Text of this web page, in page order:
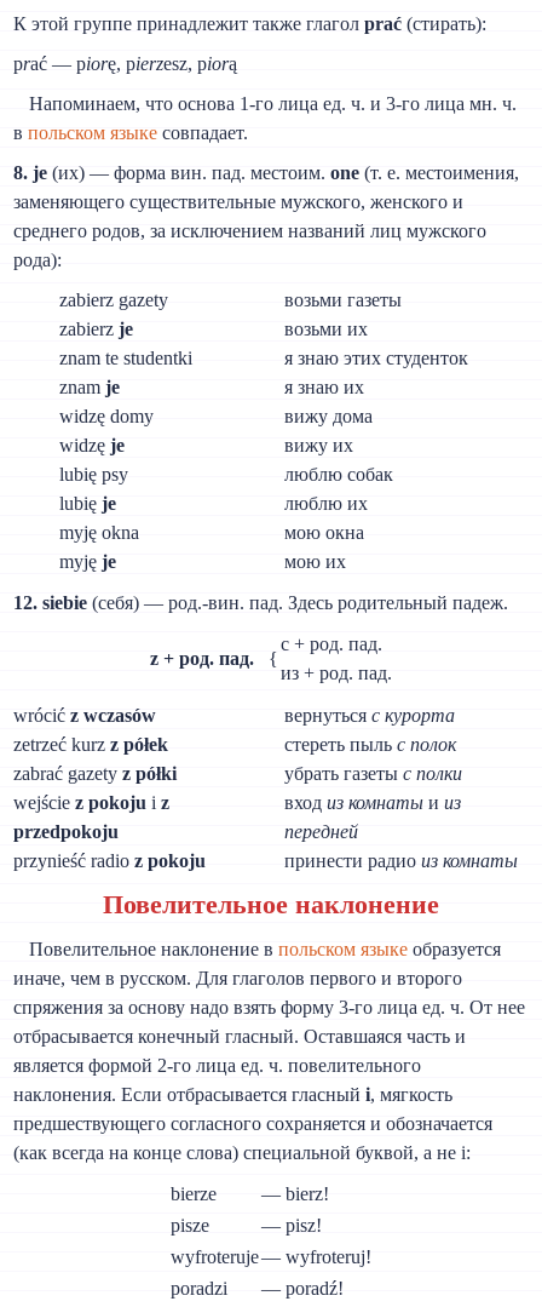
К этой группе принадлежит также глаголprać (стирать):
prać — piorę, pierzesz, piorą
Напоминаем, что основа 1-го лица ед. ч. и 3-го лица мн. ч.
впольском языке совпадает.
8. je (их) — форма вин. пад. местоим.one (т. е. местоимения,
заменяющего существительные мужского, женского и
среднего родов, за исключением названий лиц мужского
рода):
zabierz gazety
возьми газеты
zabierz je
возьми их
znam te studentki
я знаю этих студенток
znam je
я знаю их
widzę domy
вижу дома
widzę je
вижу их
lubię psy
люблю собак
lubię je
люблю их
myję okna
мою окна
myję je
мою их
12. siebie (себя) — род.-вин. пад. Здесь родительный падеж.
z + род. пад. {
с + род. пад.
из + род. пад.
wrócićz wczasów вернутьсяс курорта
zetrzeć kurzz półek стереть пыльс полок
zabrać gazetyz półki убрать газетыс полки
wejściez pokoju iz
przedpokoju
входиз комнаты ииз
передней
przynieść radioz pokoju принести радиоиз комнаты
Повелительное наклонение
Повелительное наклонение в польском языке образуется
иначе, чем в русском. Для глаголов первого и второго
спряжения за основу надо взять форму 3-го лица ед. ч. От нее
отбрасывается конечный гласный. Оставшаяся часть и
является формой 2-го лица ед. ч. повелительного
наклонения. Если отбрасывается гласныйi, мягкость
предшествующего согласного сохраняется и обозначается
(как всегда на конце слова) специальной буквой, а не i:
bierze
— bierz!
pisze
— pisz!
wyfroteruje— wyfroteruj!
poradzi
— poradź!